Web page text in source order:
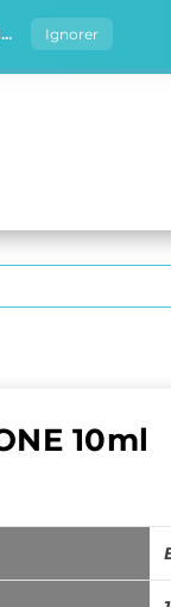
Ignorer
10ml